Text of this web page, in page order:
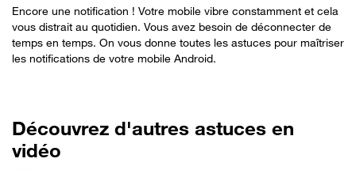
Encore une notification ! Votre mobile vibre constamment et cela
vous distrait au quotidien. Vous avez besoin de déconnecter de
temps en temps. On vous donne toutes les astuces pour maîtriser
les notifications de votre mobile Android.
Découvrez d'autres astuces en
vidéo